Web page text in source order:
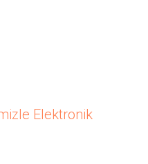
Elektronik